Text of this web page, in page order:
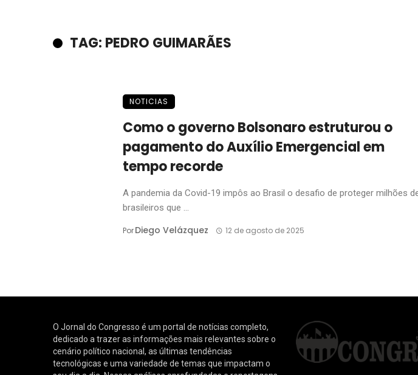
TAG: PEDRO GUIMARÃES
NOTICIAS
Como o governo Bolsonaro estruturou o
pagamento do Auxílio Emergencial em
tempo recorde
A pandemia da Covid-19 impôs ao Brasil o desafio de proteger milhões
brasileiros que ...
PorDiego Velázquez 12 de agosto de 2025
O Jornal do Congresso é um portal de notícias completo,
dedicado a trazer as informações mais relevantes sobre o
cenário político nacional, as últimas tendências
tecnológicas e uma variedade de temas que impactam o